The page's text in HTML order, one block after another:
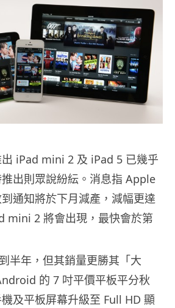
iPad mini 2 及 iPad 5 已幾乎
出則眾說紛紜。消息指 Apple
通知將於下月減產，減幅更達
mini 2 將會出現，最快會於第
半年，但其銷量更勝其「大
的 7 吋平價平板平分秋
及平板屏幕升級至 Full HD 顯